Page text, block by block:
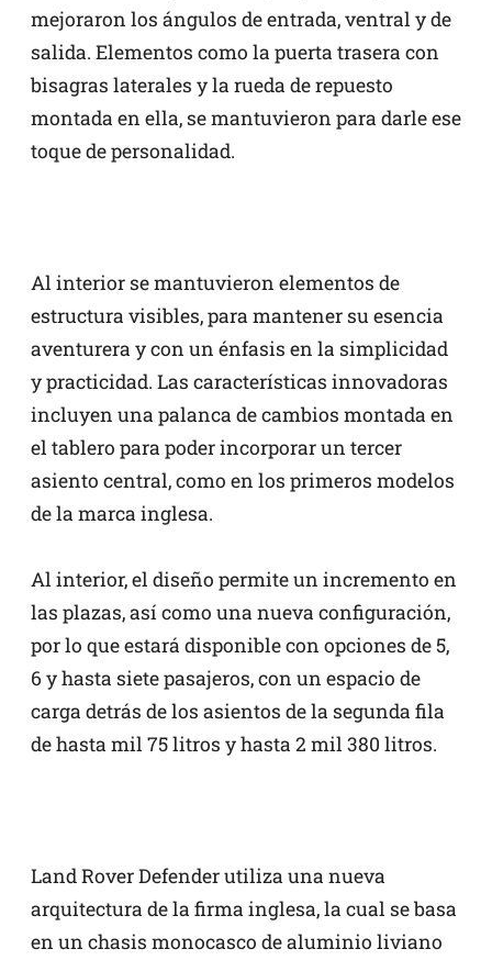
mejoraron los ángulos de entrada, ventral y de
salida. Elementos como la puerta trasera con
bisagras laterales y la rueda de repuesto
montada en ella, se mantuvieron para darle ese
toque de personalidad.
Al interior se mantuvieron elementos de
estructura visibles, para mantener su esencia
aventurera y con un énfasis en la simplicidad
y practicidad. Las características innovadoras
incluyen una palanca de cambios montada en
el tablero para poder incorporar un tercer
asiento central, como en los primeros modelos
de la marca inglesa.
Al interior, el diseño permite un incremento en
las plazas, así como una nueva configuración,
por lo que estará disponible con opciones de 5,
6 y hasta siete pasajeros, con un espacio de
carga detrás de los asientos de la segunda fila
de hasta mil 75 litros y hasta 2 mil 380 litros.
Land Rover Defender utiliza una nueva
arquitectura de la firma inglesa, la cual se basa
en un chasis monocasco de aluminio liviano